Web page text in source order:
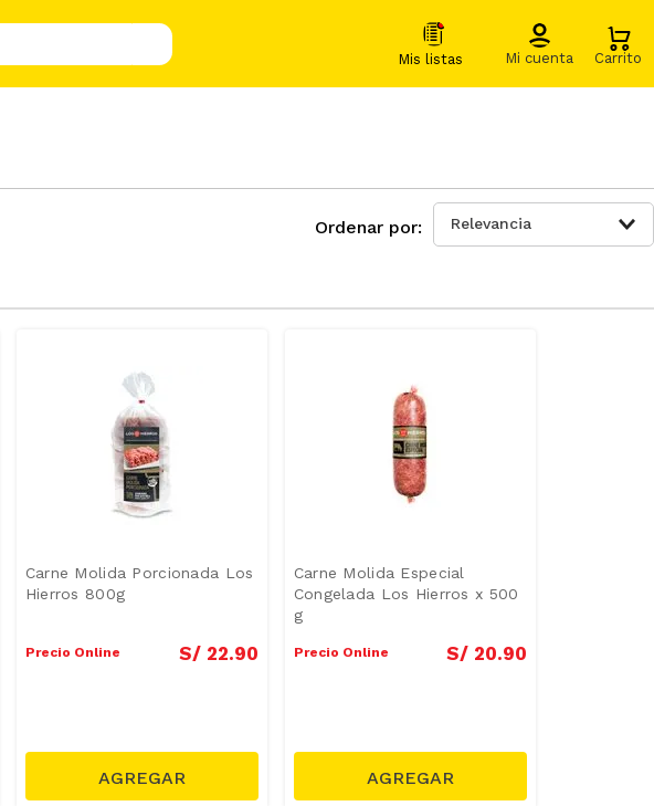
Relevancia
Carne Molida Porcionada Los
Hierros 800g
Precio Online S/ 22.90
Carne Molida Especial
Congelada Los Hierros x 500
g
Precio Online S/ 20.90